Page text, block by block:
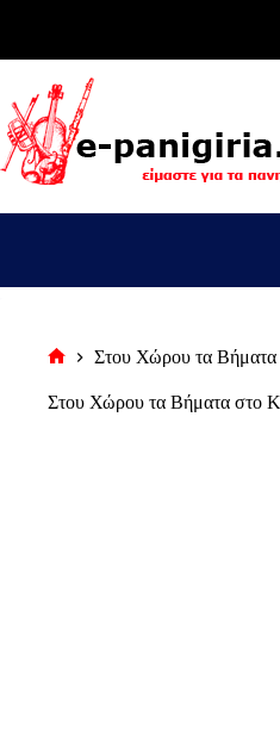
σελίδα
Στου Χώρου τα Βήματα
Στου Χώρου τα Βήματα στο